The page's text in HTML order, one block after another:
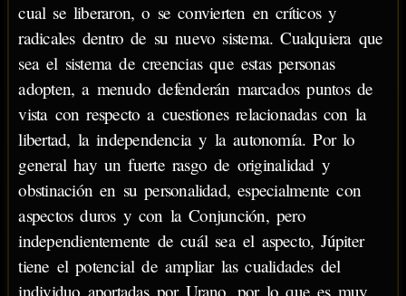
cual se liberaron, o se convierten en críticos y
radicales dentro de su nuevo sistema. Cualquiera que
sea el sistema de creencias que estas personas
adopten, a menudo defenderán marcados puntos de
vista con respecto a cuestiones relacionadas con la
libertad, la independencia y la autonomía. Por lo
general hay un fuerte rasgo de originalidad y
obstinación en su personalidad, especialmente con
aspectos duros y con la Conjunción, pero
independientemente de cuál sea el aspecto, Júpiter
tiene el potencial de ampliar las cualidades del
individuo aportadas por Urano, por lo que es muy